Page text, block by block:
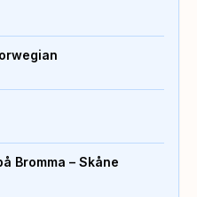
Bromma – Skåne